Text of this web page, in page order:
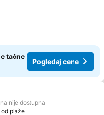
tačne
Pogledaj cene
u favorite
nije dostupna
od plaže